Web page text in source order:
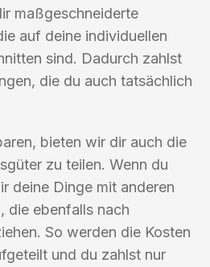
maßgeschneiderte
auf deine individuellen
sind. Dadurch zahlst
die du auch tatsächlich
bieten wir dir auch die
zu teilen. Wenn du
deine Dinge mit anderen
die ebenfalls nach
So werden die Kosten
und du zahlst nur